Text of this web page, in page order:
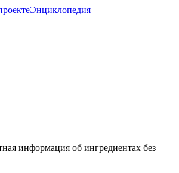
Энциклопедия
информация об ингредиентах без